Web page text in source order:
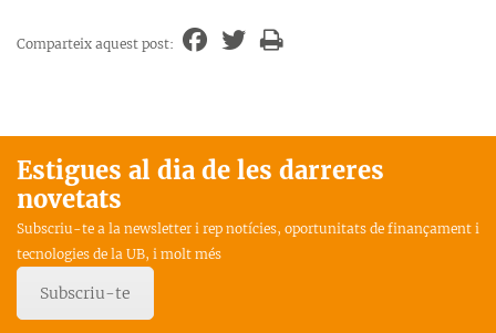
Comparteix aquest post:
Estigues al dia de les darreres
novetats
Subscriu-te a la newsletter i rep notícies, oportunitats de finançament i
tecnologies de la UB, i molt més
Subscriu-te